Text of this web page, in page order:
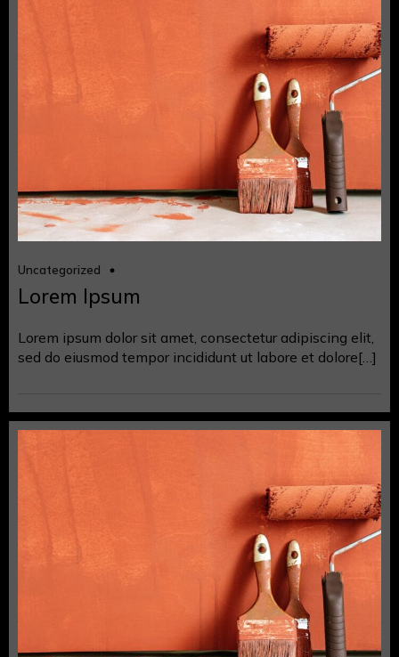
Uncategorized
Lorem Ipsum
Lorem ipsum dolor sit amet, consectetur adipiscing elit,
sed do eiusmod tempor incididunt ut labore et dolore[…]